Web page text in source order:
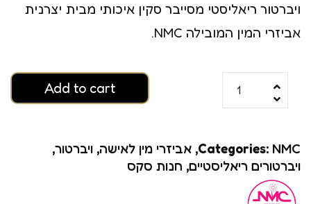
ויברטור ריאליסטי מסייבר סקין איכותי מבית יצרנית
אביזרי המין המובילה NMC.
Add to cart
Categories: NMC
, אביזרי מין לאישה, ויברטור,
ויברטורים ריאליסטיים, חנות סקס